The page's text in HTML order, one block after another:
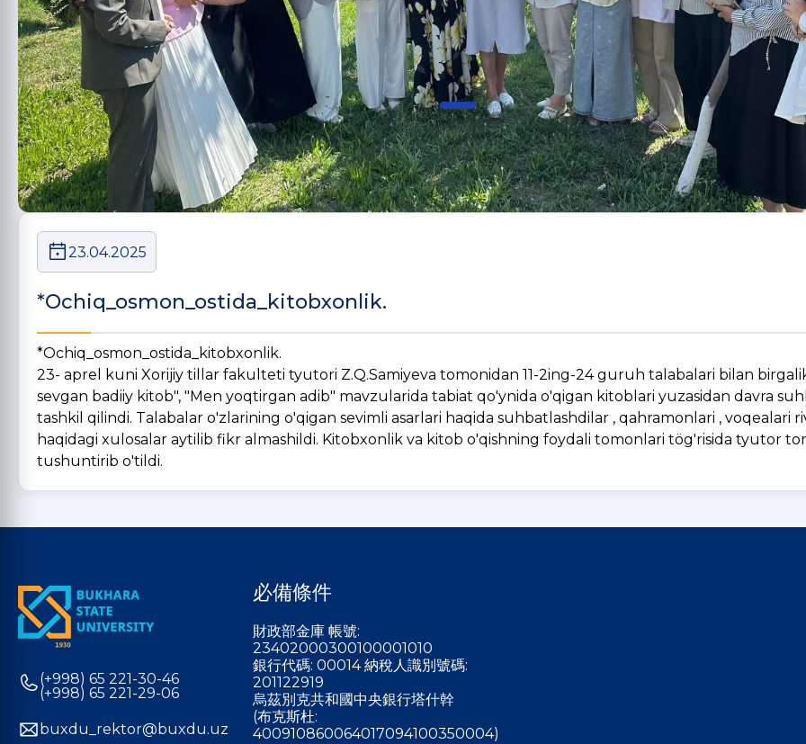
23.04.2025
*Ochiq_osmon_ostida_kitobxonlik.
*Ochiq_osmon_ostida_kitobxonlik.
23- aprel kuni Xorijiy tillar fakulteti tyutori Z.Q.Samiyeva tomonidan 11-2ing-24 guruh talabalari bilan
sevgan badiiy kitob", "Men yoqtirgan adib" mavzularida tabiat qo'ynida o'qigan kitoblari yuzasidan davra
tashkil qilindi. Talabalar o'zlarining o'qigan sevimli asarlari haqida suhbatlashdilar , qahramonlari , voqealari
haqidagi xulosalar aytilib fikr almashildi. Kitobxonlik va kitob o'qishning foydali tomonlari tög'risida tyutor
tushuntirib o'tildi.
(+998) 65 221-30-46
(+998) 65 221-29-06
buxdu_rektor@buxdu.uz
必備條件
財政部金庫 帳號:
23402000300100001010
銀行代碼: 00014 納稅人識別號碼:
201122919
烏茲別克共和國中央銀行塔什幹
(布克斯杜:
400910860064017094100350004)